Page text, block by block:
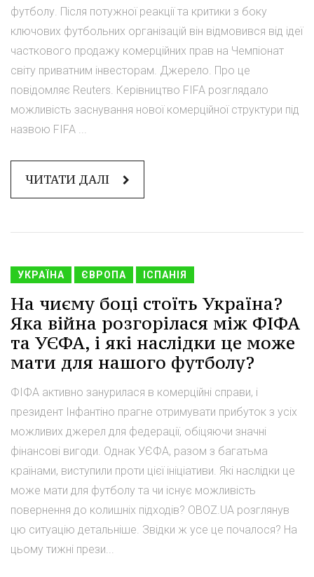
футболу. Після потужної реакції та критики з боку
ключових футбольних організацій він відмовився від ідеї
часткового продажу комерційних прав на Чемпіонат
світу приватним інвесторам. Джерело. Про це
повідомляє Reuters. Керівництво FIFA розглядало
можливість заснування нової комерційної структури під
назвою FIFA ...
ЧИТАТИ ДАЛІ
УКРАЇНА ЄВРОПА ІСПАНІЯ
На чиєму боці стоїть Україна?
Яка війна розгорілася між ФІФА
та УЄФА, і які наслідки це може
мати для нашого футболу?
ФІФА активно занурилася в комерційні справи, і
президент Інфантіно прагне отримувати прибуток з усіх
можливих джерел для федерації, обіцяючи значні
фінансові вигоди. Однак УЄФА, разом з багатьма
країнами, виступили проти цієї ініціативи. Які наслідки це
може мати для футболу та чи існує можливість
повернення до колишніх підходів? OBOZ.UA розглянув
цю ситуацію детальніше. Звідки ж усе це почалося? На
цьому тижні прези...